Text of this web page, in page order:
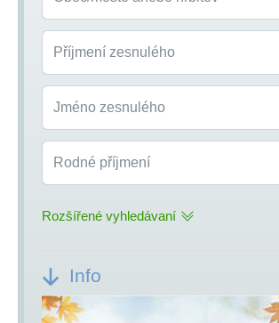
Příjmení zesnulého
Jméno zesnulého
Rodné příjmení
Rozšířené vyhledávaní
Info